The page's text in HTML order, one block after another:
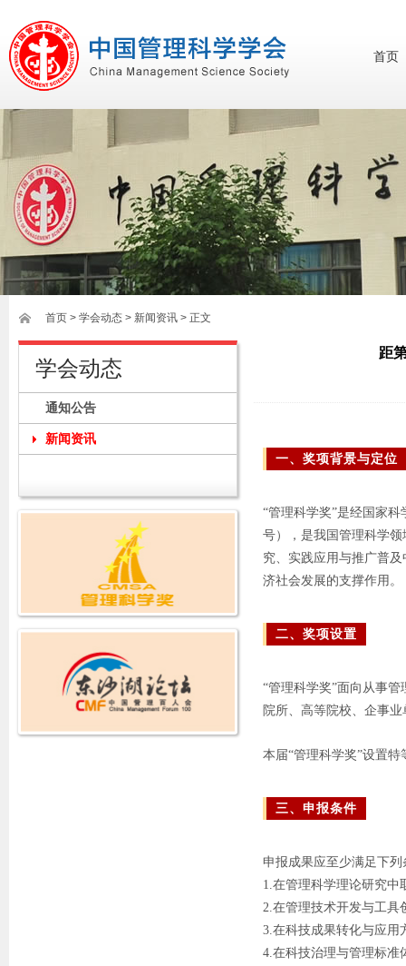
首页
首页 > 学会动态 > 新闻资讯 > 正文
学会动态
通知公告
新闻资讯
距
一、奖项背景与定位
“管理科学奖”是经国家
号），是我国管理科学
究、实践应用与推广普
济社会发展的支撑作用。
二、奖项设置
“管理科学奖”面向从事
院所、高等院校、企事
本届“管理科学奖”设置
三、申报条件
申报成果应至少满足下列
1.在管理科学理论研究
2.在管理技术开发与工具
3.在科技成果转化与应用
4.在科技治理与管理标准